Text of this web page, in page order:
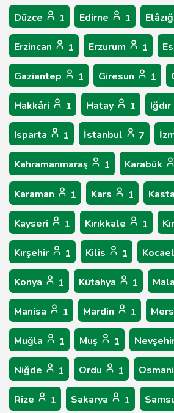
Düzce 1 Edirne 1 Elâzığ
Erzincan 1 Erzurum 1
Gaziantep 1 Giresun 1
Hakkâri 1 Hatay 1 Iğdır
Isparta 1 İstanbul 7
Kahramanmaraş 1 Karabük
Karaman 1 Kars 1
Kayseri 1 Kırıkkale 1
Kırşehir 1 Kilis 1
Konya 1 Kütahya 1
Manisa 1 Mardin 1
Muğla 1 Muş 1
Niğde 1 Ordu 1
Rize 1 Sakarya 1